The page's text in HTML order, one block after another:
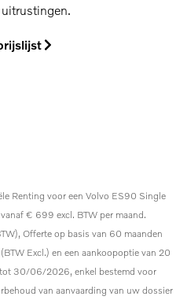
Renting voor een Volvo ES90 Single
€ 699 excl. BTW per maand.
Offerte op basis van 60 maanden
Excl.) en een aankoopoptie van 20
30/06/2026, enkel bestemd voor
van aanvaarding van uw dossier